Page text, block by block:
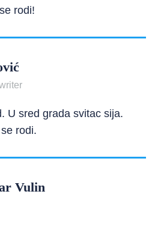
rodi!
U sred grada svitac sija.
rodi.
Vulin